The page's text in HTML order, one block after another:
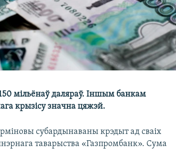
мільёнаў даляраў. Іншым банкам
крызісу значна цяжэй.
субардынаваны крэдыт ад сваіх
таварыства «Газпромбанк». Сума